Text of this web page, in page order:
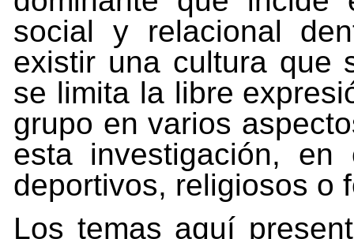
social y relacional
existir una cultura que
se limita la libre
grupo en varios
esta investigación,
deportivos, religiosos o
Los temas aquí